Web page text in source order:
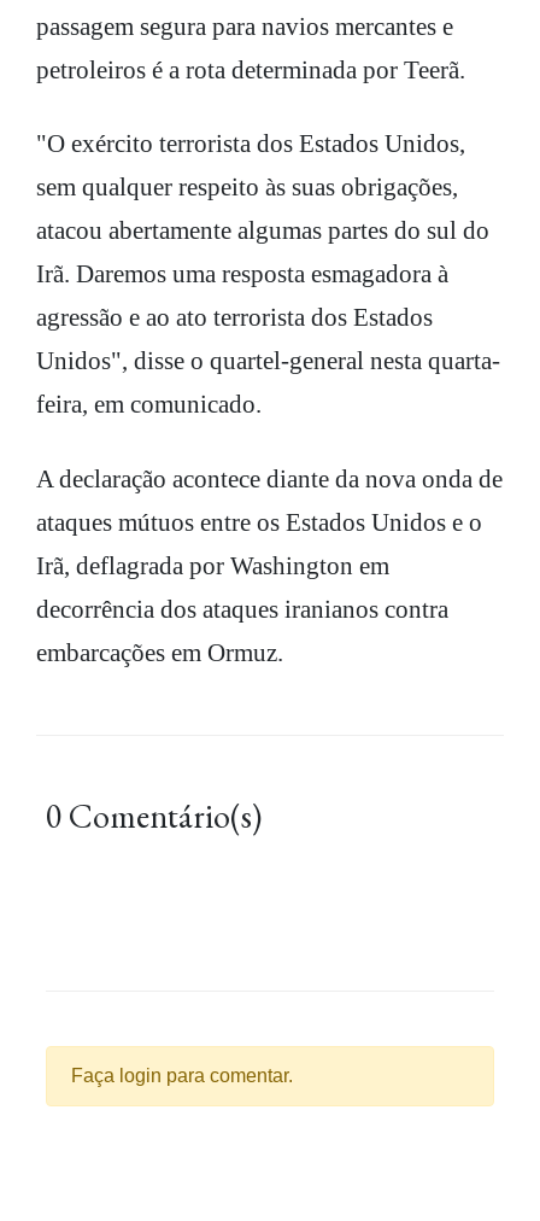
passagem segura para navios mercantes e
petroleiros é a rota determinada por Teerã.
"O exército terrorista dos Estados Unidos,
sem qualquer respeito às suas obrigações,
atacou abertamente algumas partes do sul do
Irã. Daremos uma resposta esmagadora à
agressão e ao ato terrorista dos Estados
Unidos", disse o quartel-general nesta quarta-
feira, em comunicado.
A declaração acontece diante da nova onda de
ataques mútuos entre os Estados Unidos e o
Irã, deflagrada por Washington em
decorrência dos ataques iranianos contra
embarcações em Ormuz.
0 Comentário(s)
Faça login para comentar.